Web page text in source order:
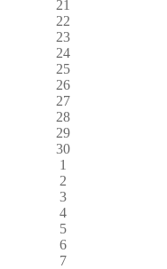
21
22
23
24
25
26
27
28
29
30
1
2
3
4
5
6
7